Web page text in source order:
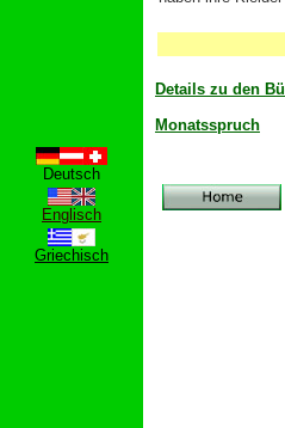
Deutsch
Englisch
Griechisch
Details zu den
Monatsspruch